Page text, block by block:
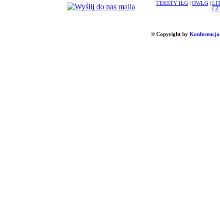
TEKSTY ILG OWLG
© Copyright by Konferencja